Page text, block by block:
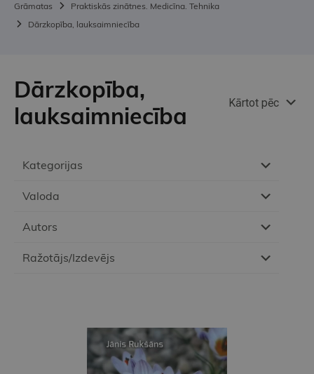
Grāmatas
Praktiskās zinātnes. Medicīna. Tehnika
Dārzkopība, lauksaimniecība
Kategorijas
Valoda
Autors
Ražotājs/Izdevējs
Dārzkopība,
lauksaimniecība
Kārtot pēc